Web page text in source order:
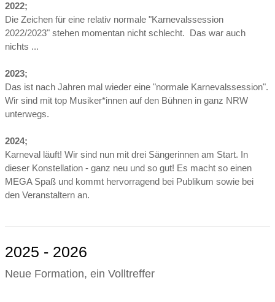
2022;
Die Zeichen für eine relativ normale "Karnevalssession
2022/2023" stehen momentan nicht schlecht. Das war auch
nichts ...
2023;
Das ist nach Jahren mal wieder eine "normale Karnevalssession".
Wir sind mit top Musiker*innen auf den Bühnen in ganz NRW
unterwegs.
2024;
Karneval läuft! Wir sind nun mit drei Sängerinnen am Start. In
dieser Konstellation - ganz neu und so gut! Es macht so einen
MEGA Spaß und kommt hervorragend bei Publikum sowie bei
den Veranstaltern an.
2025 - 2026
Neue Formation, ein Volltreffer